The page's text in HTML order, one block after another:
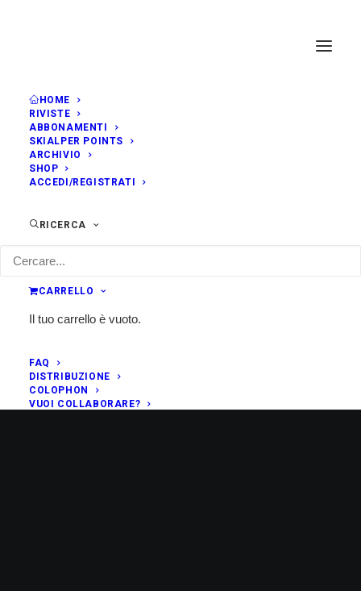
HOME
RIVISTE
ABBONAMENTI
SKIALPER POINTS
ARCHIVIO
SHOP
ACCEDI/REGISTRATI
RICERCA
CARRELLO
Il tuo carrello è vuoto.
FAQ
DISTRIBUZIONE
COLOPHON
VUOI COLLABORARE?